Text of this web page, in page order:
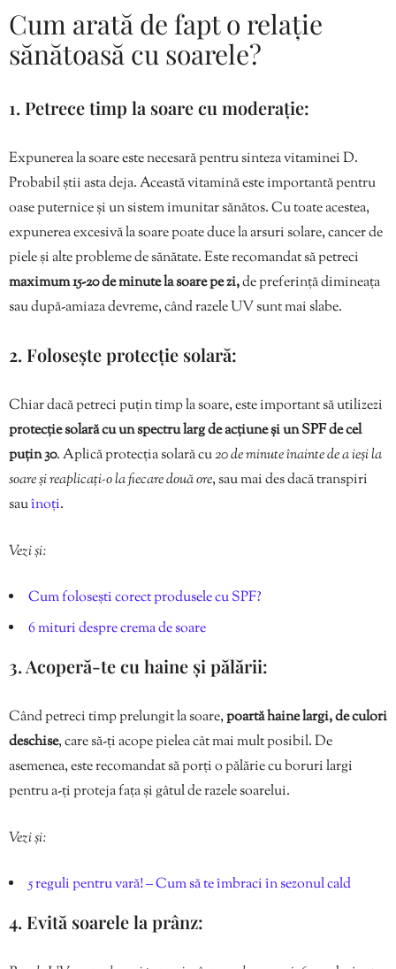
Cum arată de fapt o relație
sănătoasă cu soarele?
1. Petrece timp la soare cu moderație:
Expunerea la soare este necesară pentru sinteza vitaminei D.
Probabil știi asta deja. Această vitamină este importantă pentru
oase puternice și un sistem imunitar sănătos. Cu toate acestea,
expunerea excesivă la soare poate duce la arsuri solare, cancer de
piele și alte probleme de sănătate. Este recomandat să petreci
maximum 15-20 de minute la soare pe zi,de preferință dimineața
sau după-amiaza devreme, când razele UV sunt mai slabe.
2. Folosește protecție solară:
Chiar dacă petreci puțin timp la soare, este important să utilizezi
protecție solară cu un spectru larg de acțiune și un SPF de cel
puțin 30. Aplică protecția solară cu20 de minute înainte de a ieși la
soare și reaplicați-o la fiecare două ore, sau mai des dacă transpiri
sauînoți.
Vezi și:
Cum folosești corect produsele cu SPF?
6 mituri despre crema de soare
3. Acoperă-te cu haine și pălării:
Când petreci timp prelungit la soare,poartă haine largi, de culori
deschise, care să-ți acope pielea cât mai mult posibil. De
asemenea, este recomandat să porți o pălărie cu boruri largi
pentru a-ți proteja fața și gâtul de razele soarelui.
Vezi și:
5 reguli pentru vară! – Cum să te îmbraci în sezonul cald
4. Evită soarele la prânz: